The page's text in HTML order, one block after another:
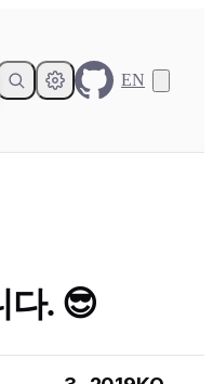
EN
다. 😎